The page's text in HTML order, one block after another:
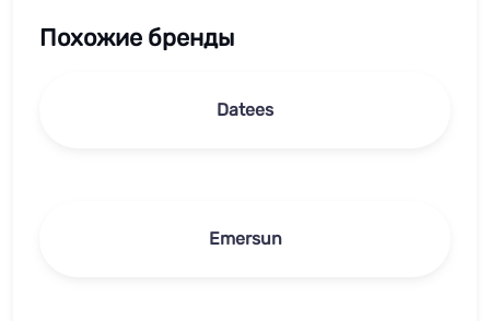
Похожие бренды
Datees
Emersun